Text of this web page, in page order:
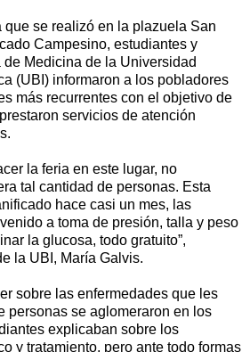
que se realizó en la plazuela San
Campesino, estudiantes y
Medicina de la Universidad
(UBI) informaron a los pobladores
más recurrentes con el objetivo de
servicios de atención
la feria en este lugar, no
tal cantidad de personas. Esta
hace casi un mes, las
a toma de presión, talla y peso
la glucosa, todo gratuito”,
la UBI, María Galvis.
sobre las enfermedades que les
personas se aglomeraron en los
explicaban sobre los
y tratamiento, pero ante todo formas